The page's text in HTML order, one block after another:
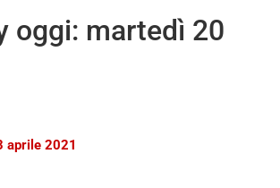
oggi: martedì 20
aprile 2021